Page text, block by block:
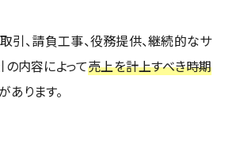
引、請負工事、役務提供、継続的なサ
の内容によって売上を計上すべき時期
あります。